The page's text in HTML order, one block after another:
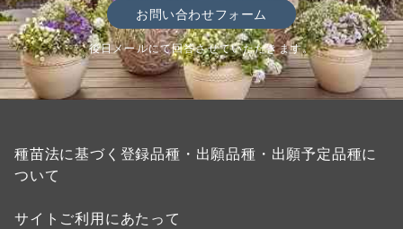
お問い合わせフォーム
後日メールにて回答させていただきます。
種苗法に基づく登録品種・出願品種・出願予定品種に
ついて
サイトご利用にあたって